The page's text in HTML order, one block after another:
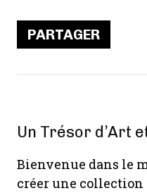
PARTAGER
Un Trésor d’Art
Bienvenue dans le
créer une collection